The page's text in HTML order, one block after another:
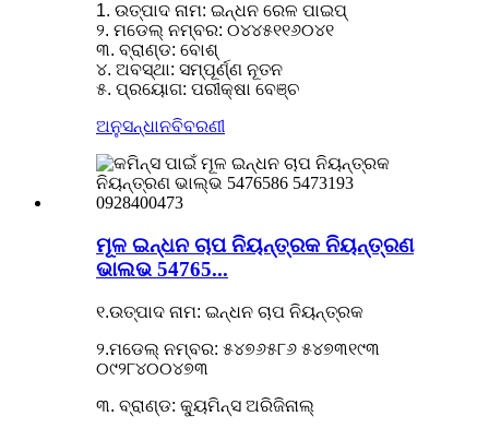
1. ଉତ୍ପାଦ ନାମ: ଇନ୍ଧନ ରେଳ ପାଇପ୍
୨. ମଡେଲ୍ ନମ୍ବର: ୦୪୪୫୧୧୬୦୪୧
୩. ବ୍ରାଣ୍ଡ: ବୋଶ୍
୪. ଅବସ୍ଥା: ସମ୍ପୂର୍ଣ୍ଣ ନୂତନ
୫. ପ୍ରୟୋଗ: ପରୀକ୍ଷା ବେଞ୍ଚ
ଅନୁସନ୍ଧାନବିବରଣୀ
ମୂଳ ଇନ୍ଧନ ଚାପ ନିୟନ୍ତ୍ରକ ନିୟନ୍ତ୍ରଣ
ଭାଲଭ 54765...
୧.ଉତ୍ପାଦ ନାମ: ଇନ୍ଧନ ଚାପ ନିୟନ୍ତ୍ରକ
୨.ମଡେଲ୍ ନମ୍ବର: ୫୪୭୬୫୮୬ ୫୪୭୩୧୯୩
୦୯୨୮୪୦୦୪୭୩
୩. ବ୍ରାଣ୍ଡ: କ୍ୟୁମିନ୍ସ ଅରିଜିନାଲ୍